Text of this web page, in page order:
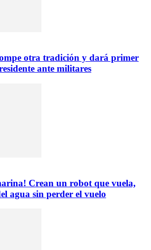
otra tradición y dará primer
ante militares
Crean un robot que vuela,
agua sin perder el vuelo